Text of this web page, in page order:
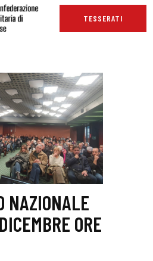
TESSERATI
NAZIONALE
ORE